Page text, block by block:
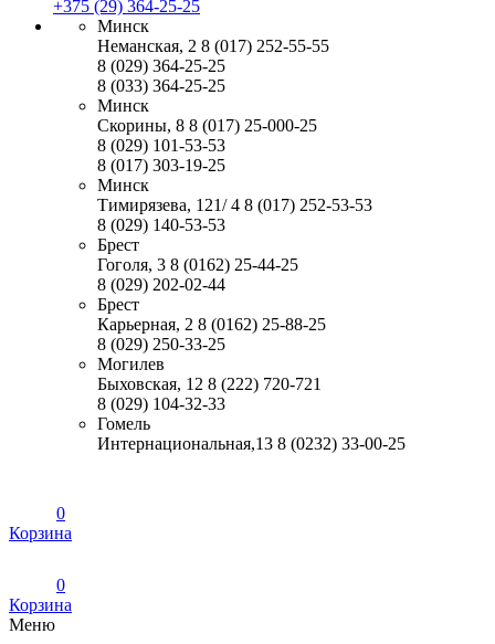
+375 (29) 364-25-25
Минск
Неманская, 2 8 (017) 252-55-55
8 (029) 364-25-25
8 (033) 364-25-25
Минск
Скорины, 8 8 (017) 25-000-25
8 (029) 101-53-53
8 (017) 303-19-25
Минск
Тимирязева, 121/ 4 8 (017) 252-53-53
8 (029) 140-53-53
Брест
Гоголя, 3 8 (0162) 25-44-25
8 (029) 202-02-44
Брест
Карьерная, 2 8 (0162) 25-88-25
8 (029) 250-33-25
Могилев
Быховская, 12 8 (222) 720-721
8 (029) 104-32-33
Гомель
Интернациональная,13 8 (0232) 33-00-25
0
Корзина
0
Корзина
Меню